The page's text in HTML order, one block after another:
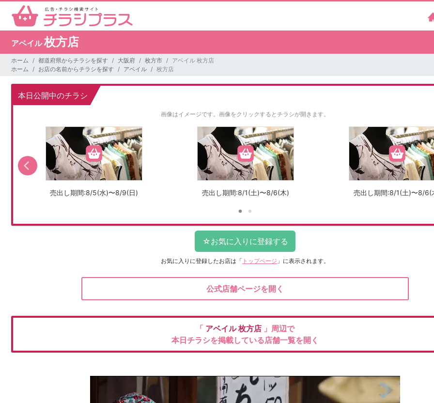
アベイル枚方店
ホーム 都道府県からチラシを探す 大阪府 枚方市
アベイル 枚方店
ホーム
お店の名前からチラシを探す アベイル 枚方店
本日公開中のチラシ
画像はイメージです。 画像をクリックするとチラシが開きます。
売出し期間:8/5(水)〜8/9(日) 売出し期間:8/1(土)〜8/6(木) 売出し期間:8/1(土)〜8/6(
お気に入りに登録したお店は 「 トップページ 」に表示されます。
公式店舗ページを開く
「 アベイル枚方店 」周辺で
本日チラシを掲載している店舗一覧を開く